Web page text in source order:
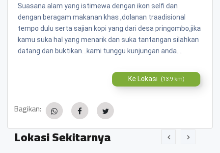
Suasana alam yang istimewa dengan ikon selfi dan
dengan beragam makanan khas ,dolanan traadisional
tempo dulu serta sajian kopi yang dari desa pringombo,jika
kamu suka hal yang menarik dan suka tantangan silahkan
datang dan buktikan...kami tunggu kunjungan anda....
Ke Lokasi (13.9 km)
Bagikan:
Lokasi Sekitarnya